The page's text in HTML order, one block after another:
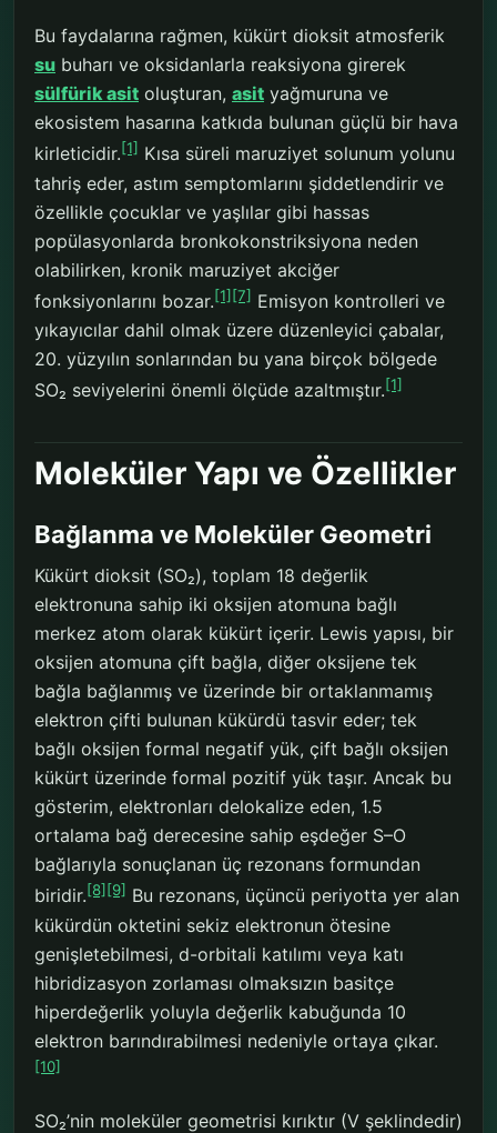
Bu faydalarına rağmen, kükürt dioksit atmosferik
su buharı ve oksidanlarla reaksiyona girerek
sülfürik asit oluşturan, asit yağmuruna ve
ekosistem hasarına katkıda bulunan güçlü bir hava
kirleticidir.[1] Kısa süreli maruziyet solunum yolunu
tahriş eder, astım semptomlarını şiddetlendirir ve
özellikle çocuklar ve yaşlılar gibi hassas
popülasyonlarda bronkokonstriksiyona neden
olabilirken, kronik maruziyet akciğer
fonksiyonlarını bozar.[1] [7] Emisyon kontrolleri ve
yıkayıcılar dahil olmak üzere düzenleyici çabalar,
20. yüzyılın sonlarından bu yana birçok bölgede
SO₂ seviyelerini önemli ölçüde azaltmıştır.[1]
Moleküler Yapı ve Özellikler
Bağlanma ve Moleküler Geometri
Kükürt dioksit (SO₂), toplam 18 değerlik
elektronuna sahip iki oksijen atomuna bağlı
merkez atom olarak kükürt içerir. Lewis yapısı, bir
oksijen atomuna çift bağla, diğer oksijene tek
bağla bağlanmış ve üzerinde bir ortaklanmamış
elektron çifti bulunan kükürdü tasvir eder; tek
bağlı oksijen formal negatif yük, çift bağlı oksijen
kükürt üzerinde formal pozitif yük taşır. Ancak bu
gösterim, elektronları delokalize eden, 1.5
ortalama bağ derecesine sahip eşdeğer S–O
bağlarıyla sonuçlanan üç rezonans formundan
biridir.[8] [9] Bu rezonans, üçüncü periyotta yer alan
kükürdün oktetini sekiz elektronun ötesine
genişletebilmesi, d-orbitali katılımı veya katı
hibridizasyon zorlaması olmaksızın basitçe
hiperdeğerlik yoluyla değerlik kabuğunda 10
elektron barındırabilmesi nedeniyle ortaya çıkar.
[10]
SO₂’nin moleküler geometrisi kırıktır (V şeklindedir)